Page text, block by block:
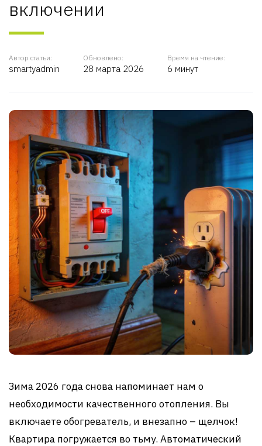
включении
Автор статьи:
smartyadmin
Обновлено:
28 марта 2026
Время на чтение:
6 минут
Зима 2026 года снова напоминает нам о
необходимости качественного отопления. Вы
включаете обогреватель, и внезапно – щелчок!
Квартира погружается во тьму. Автоматический